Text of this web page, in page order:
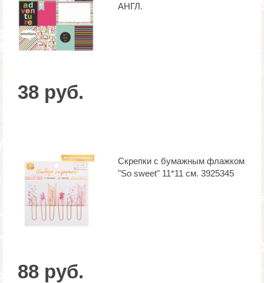
АНГЛ.
38 руб.
Скрепки с бумажным флажком
"So sweet" 11*11 см. 3925345
88 руб.